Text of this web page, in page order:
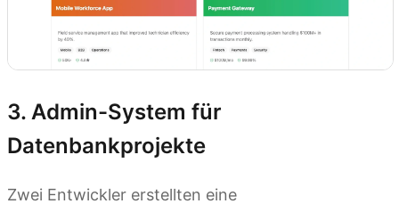
3. Admin-System für
Datenbankprojekte
Zwei Entwickler erstellten eine